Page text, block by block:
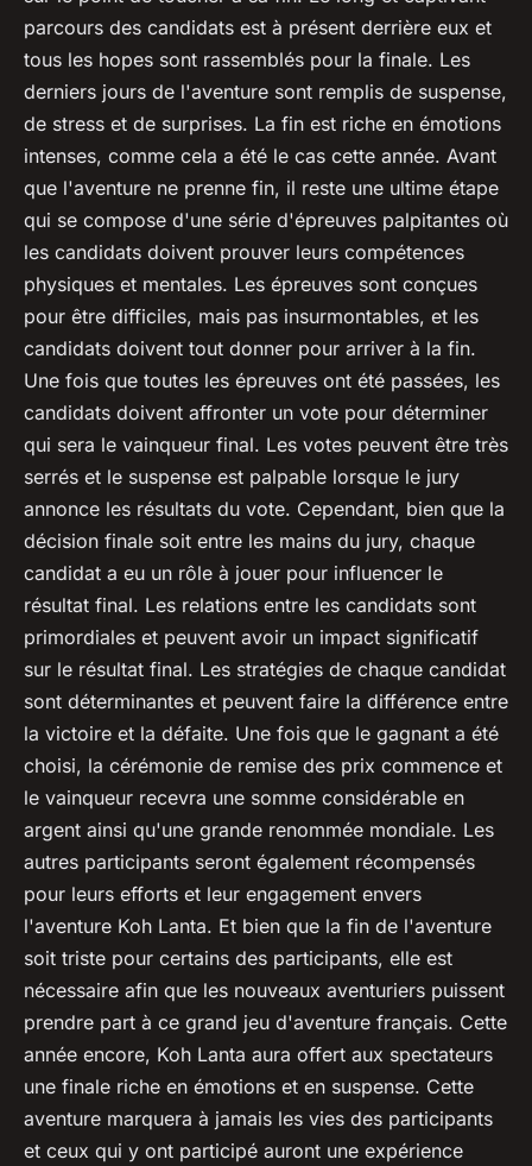
parcours des candidats est à présent derrière eux et
tous les hopes sont rassemblés pour la finale. Les
derniers jours de l'aventure sont remplis de suspense,
de stress et de surprises. La fin est riche en émotions
intenses, comme cela a été le cas cette année. Avant
que l'aventure ne prenne fin, il reste une ultime étape
qui se compose d'une série d'épreuves palpitantes où
les candidats doivent prouver leurs compétences
physiques et mentales. Les épreuves sont conçues
pour être difficiles, mais pas insurmontables, et les
candidats doivent tout donner pour arriver à la fin.
Une fois que toutes les épreuves ont été passées, les
candidats doivent affronter un vote pour déterminer
qui sera le vainqueur final. Les votes peuvent être très
serrés et le suspense est palpable lorsque le jury
annonce les résultats du vote. Cependant, bien que la
décision finale soit entre les mains du jury, chaque
candidat a eu un rôle à jouer pour influencer le
résultat final. Les relations entre les candidats sont
primordiales et peuvent avoir un impact significatif
sur le résultat final. Les stratégies de chaque candidat
sont déterminantes et peuvent faire la différence entre
la victoire et la défaite. Une fois que le gagnant a été
choisi, la cérémonie de remise des prix commence et
le vainqueur recevra une somme considérable en
argent ainsi qu'une grande renommée mondiale. Les
autres participants seront également récompensés
pour leurs efforts et leur engagement envers
l'aventure Koh Lanta. Et bien que la fin de l'aventure
soit triste pour certains des participants, elle est
nécessaire afin que les nouveaux aventuriers puissent
prendre part à ce grand jeu d'aventure français. Cette
année encore, Koh Lanta aura offert aux spectateurs
une finale riche en émotions et en suspense. Cette
aventure marquera à jamais les vies des participants
et ceux qui y ont participé auront une expérience